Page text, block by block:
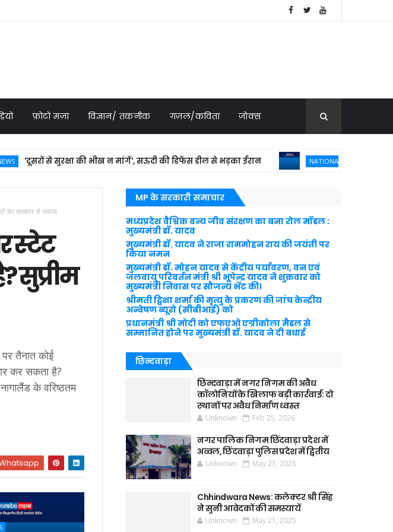
फ़ोटो मज़ा विज्ञान/ तकनीक ग़ज़ल/कविता जोक्स
से सुरक्षा की भीख न मांगें', सऊदी की डिफेंस डील से भड़का ईरान NATIONAL NEWS
का सरकार से सवाल
स्टेट
सुप्रीम
तैनात कोई
कर सकता है?
के वरिष्ठतम
MP के सरकारी समाचार
मध्यप्रदेश वैश्विक वन्य जीव संरक्षण का बना रोल मॉडल :
मुख्यमंत्री डॉ. यादव
मुख्यमंत्री डॉ. यादव ने राजा राममोहन राय की जयंती पर
किया नमन
मुख्यमंत्री डॉ. मोहन यादव से केंद्रीय पर्यावरण, वन एवं
जलवायु परिवर्तन मंत्री श्री भूपेन्द्र यादव ने शुक्रवार को
मुख्यमंत्री निवास पर सौजन्य भेंट की।
श्रीमती ट्विशा शर्मा की मृत्यु के प्रकरण की जांच केन्द्रीय
अन्वेषण ब्यूरो (सीबीआई) को
प्रधानमंत्री श्री मोदी को एफएओ एग्रीकोला मैडल से
सम्मानित होने पर मुख्यमंत्री डॉ. यादव ने दी बधाई
छिन्दवाड़ा
छिन्दवाड़ा में नगर निगम की अवैध
कॉलोनियों के खिलाफ बड़ी कार्रवाई: दो
स्थानों पर अवैध निर्माण ध्वस्त
Unknown Feb 25, 2026
नगर पालिक निगम छिंदवाड़ा प्रदेश में
अव्वल, छिंदवाड़ा पुलिस प्रदेश में द्वितीय
Unknown May 21, 2025
Chhindwara News: कलेक्टर श्री सिंह
ने सुनी आवेदकों की समस्यायें
Unknown May 21, 2025